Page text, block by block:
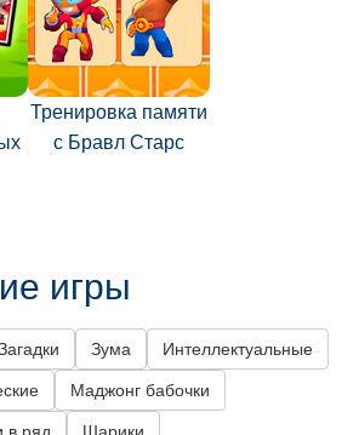
Тренировка памяти
с Бравл Старс
игры
Зума Интеллектуальные
Маджонг бабочки